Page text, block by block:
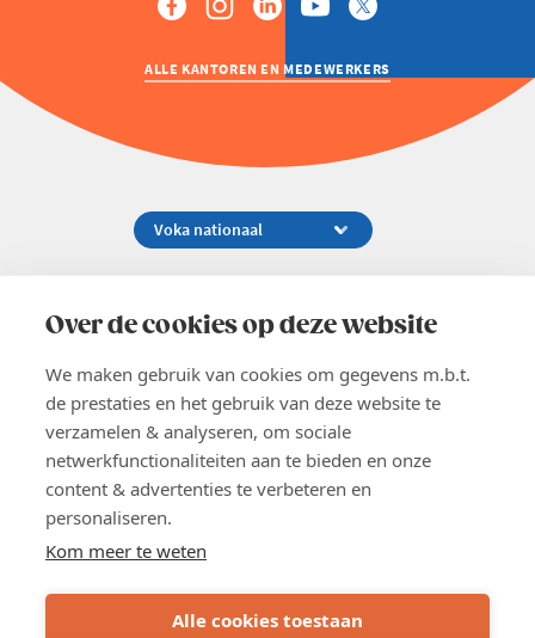
Over de cookies op deze website
We maken gebruik van cookies om gegevens m.b.t.
de prestaties en het gebruik van deze website te
verzamelen & analyseren, om sociale
netwerkfunctionaliteiten aan te bieden en onze
content & advertenties te verbeteren en
personaliseren.
Kom meer te weten
Alle cookies toestaan
ALLE KANTOREN EN MEDEWERKERS
02 229 81 11
EN
Word lid
Voka 2026